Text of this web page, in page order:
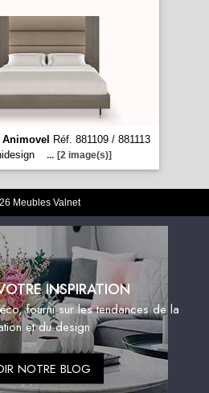
Animovel
Réf. 881109 / 881113
... [2 image(s)]
Meubles Valnet
INSPIRATION
fourni sur les tendances de la
et du design
NOTRE BLOG